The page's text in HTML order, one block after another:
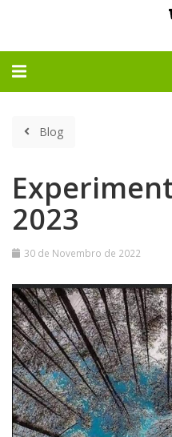
Alternar
Blog
2023
Experimental
05Jan
2023
30 de Novembro de 2022